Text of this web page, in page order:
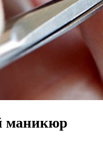
маникюр